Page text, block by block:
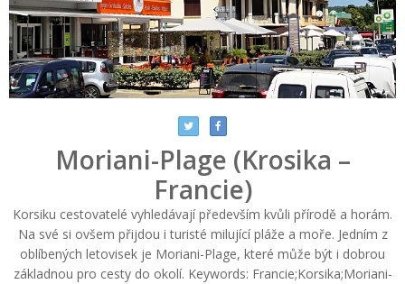
Moriani-Plage (Krosika –
Francie)
Korsiku cestovatelé vyhledávají především kvůli přírodě a horám.
Na své si ovšem přijdou i turisté milující pláže a moře. Jedním z
oblíbených letovisek je Moriani-Plage, které může být i dobrou
základnou pro cesty do okolí. Keywords: Francie;Korsika;Moriani-